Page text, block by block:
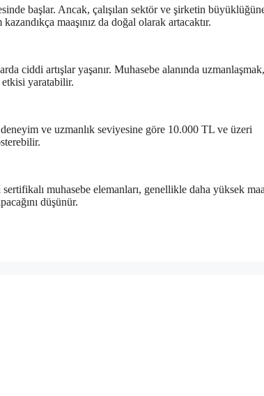
başlar. Ancak, çalışılan sektör ve şirketin
maaşınız da doğal olarak artacaktır.
ciddi artışlar yaşanır. Muhasebe alanında uzmanlaşmak,
etkisi yaratabilir.
ve uzmanlık seviyesine göre 10.000 TL ve üzeri
muhasebe elemanları, genellikle daha yüksek
düşünür.